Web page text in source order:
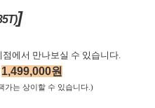
]
점에서 만나보실 수 있습니다.
1,499,000원
가는 상이할 수 있습니다.)